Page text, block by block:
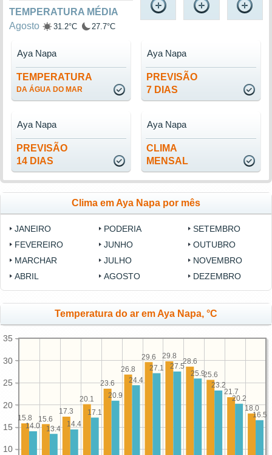
TEMPERATURA MÉDIA
Agosto
31.2°C 27.7°C
TEMPERATURA
DA ÁGUA DO MAR
Aya Napa
PREVISÃO
7 DIAS
Aya Napa
PREVISÃO
14 DIAS
Aya Napa
CLIMA
MENSAL
Aya Napa
Clima em Aya Napa por mês
JANEIRO
FEVEREIRO
MARCHAR
ABRIL
PODERIA
JUNHO
JULHO
AGOSTO
SETEMBRO
OUTUBRO
NOVEMBRO
DEZEMBRO
Temperatura do ar em Aya Napa, °C
10
15
20
25
30
35
18.0
21.7
25.6
28.6
29.8
29.6
26.8
23.6
20.1
17.3
15.6
15.8 16.5
20.2
23.2
25.9
27.5
27.1
24.4
20.9
17.1
14.4
13.4
14.0